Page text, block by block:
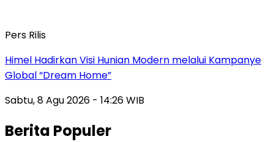
Pers Rilis
Himel Hadirkan Visi Hunian Modern melalui Kampanye
Global “Dream Home”
Sabtu, 8 Agu 2026 - 14:26 WIB
Berita Populer